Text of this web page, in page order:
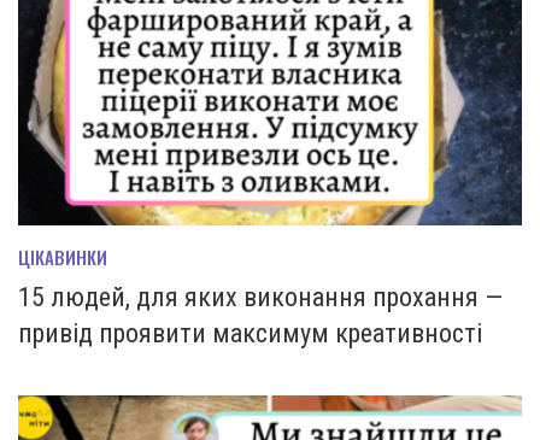
ЦІКАВИНКИ
15 людей, для яких виконання прохання —
привід проявити максимум креативності